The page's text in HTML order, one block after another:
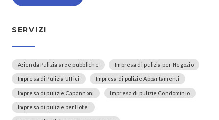
SERVIZI
Azienda Pulizia aree pubbliche Impresa di pulizia per Negozio
Impresa di Pulizia Uffici Impresa di pulizie Appartamenti
Impresa di pulizie Capannoni Impresa di pulizie Condominio
Impresa di pulizie perHotel